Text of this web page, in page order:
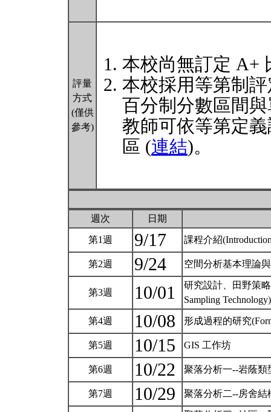
評量
方式
(僅供
參考)
本校尚無訂定 A+
本校採用等第制
百分制分數區間
教師可依等第定
區 (連結)。
週次 日期
第1週 9/17 課程介紹
第2週 9/24 空間分析基本理論與
第3週 10/01
研究設計、田野策略
Sampling
第4週 10/08 形成過程的研究
第5週 10/15 GIS 工作坊
第6週 10/22 聚落分析一--岩蔭類
第7週 10/29 聚落分析二--房舍結